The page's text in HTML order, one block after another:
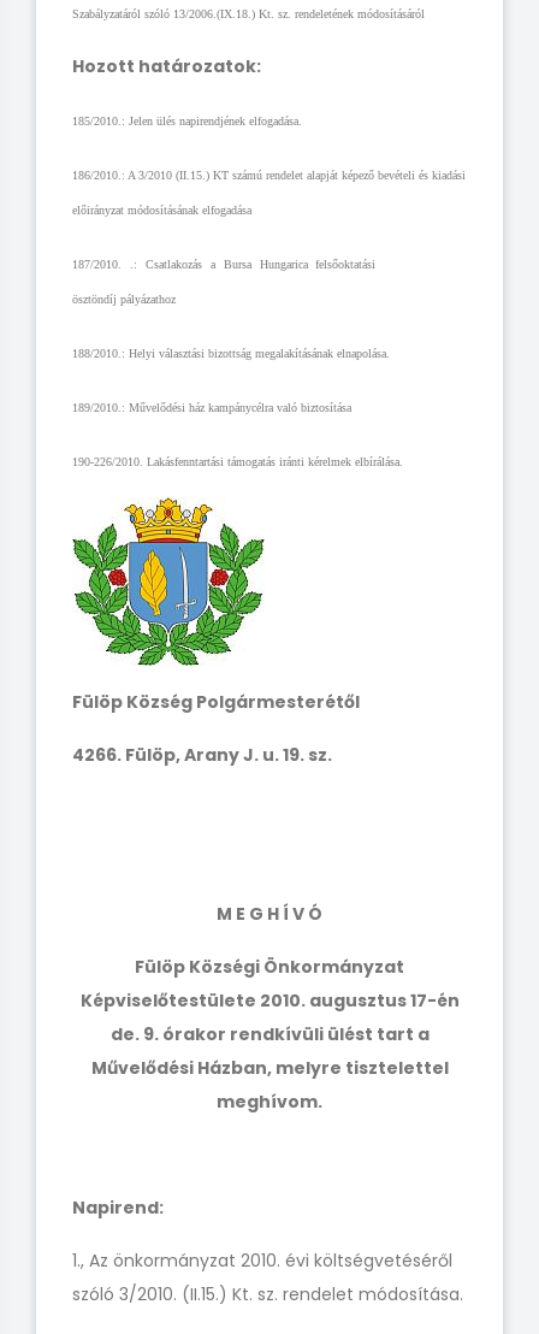
Szabályzatáról szóló 13/2006.(IX.18.) Kt. sz. rendeletének módosításáról
Hozott határozatok:
185/2010. : Jelen ülés napirendjének elfogadása.
186/2010.: A 3/2010 (II.15.) KT számú rendelet alapját képező bevételi és kiadási
előirányzat módosításának elfogadása
187/2010. .: Csatlakozás a Bursa Hungarica felsőoktatási
ösztöndíj pályázathoz
188/2010 .: Helyi választási bizottság megalakításának elnapolása.
189/2010.: Művelődési ház kampánycélra való biztosítása
190-226/2010. Lakásfenntartási támogatás iránti kérelmek elbírálása.
Fülöp Község Polgármesterétől
4266. Fülöp, Arany J. u. 19. sz.
M E G H Í V Ó
Fülöp Községi Önkormányzat
Képviselőtestülete 2010. augusztus 17-én
de. 9. órakor rendkívüli ülést tart a
Művelődési Házban, melyre tisztelettel
meghívom.
Napirend:
1., Az önkormányzat 2010. évi költségvetéséről
szóló 3/2010. (II.15.) Kt. sz. rendelet módosítása.